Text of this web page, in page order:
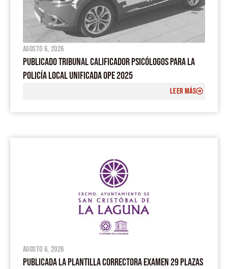
agosto 6, 2026
PUBLICADO TRIBUNAL CALIFICADOR PSICÓLOGOS PARA LA
POLICÍA LOCAL UNIFICADA OPE 2025
LEER MÁS
agosto 6, 2026
PUBLICADA LA PLANTILLA CORRECTORA EXAMEN 29 PLAZAS